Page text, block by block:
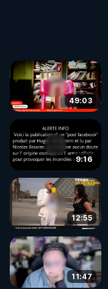
49:03
9:16
12:55
11:47